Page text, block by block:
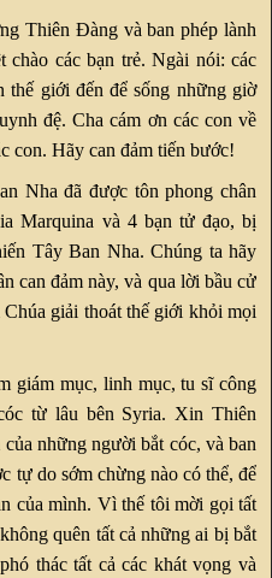
Thiên Đàng và ban phép lành
các bạn trẻ. Ngài nói: các
thế giới đến để sống những giờ
đệ. Cha cám ơn các con về
con. Hãy can đảm tiến bước!
Nha đã được tôn phong chân
Marquina và 4 bạn tử đạo, bị
Tây Ban Nha. Chúng ta hãy
can đảm này, và qua lời bầu cử
giải thoát thế giới khỏi mọi
giám mục, linh mục, tu sĩ công
từ lâu bên Syria. Xin Thiên
những người bắt cóc, và ban
tự do sớm chừng nào có thể, để
của mình. Vì thế tôi mời gọi tất
quên tất cả những ai bị bắt
thác tất cả các khát vọng và